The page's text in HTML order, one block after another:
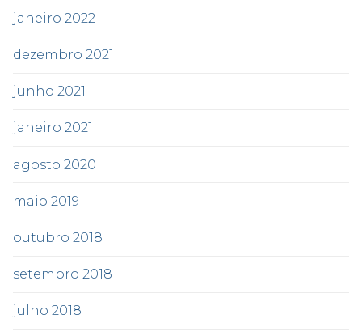
janeiro 2022
dezembro 2021
junho 2021
janeiro 2021
agosto 2020
maio 2019
outubro 2018
setembro 2018
julho 2018